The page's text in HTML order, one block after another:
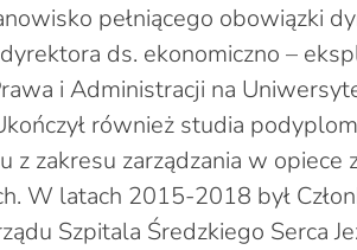
pełniącego obowiązki
ds. ekonomiczno –
i Administracji na
również studia
z zakresu zarządzania w opiece
W latach 2015-2018 był
Szpitala Średzkiego Serca